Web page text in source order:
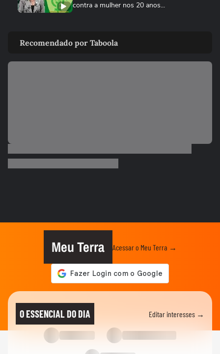
contra a mulher nos 20 anos...
skate, mas diz que esporte...
ESPORTES
apresentado à torcida do...
Vozinha é apresentado com festa no
Colo-Colo após destaque na Copa...
Raio atinge estádio na Tailândia, mata um
jogador e deixa outros...
Neymar relaxa em iate após polêmica
Recomendado por Taboola
Meu Terra Acessar o Meu Terra →
O ESSENCIAL DO DIA Editar interesses →